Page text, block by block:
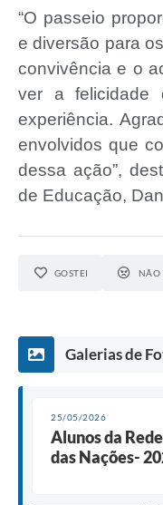
“O passeio
e diversão para
convivência e o
ver a felicidade
experiência.
envolvidos que
dessa ação”,
de Educação,
GOSTEI NÃO
Galerias de
25/05/2026
Alunos da
das Nações-